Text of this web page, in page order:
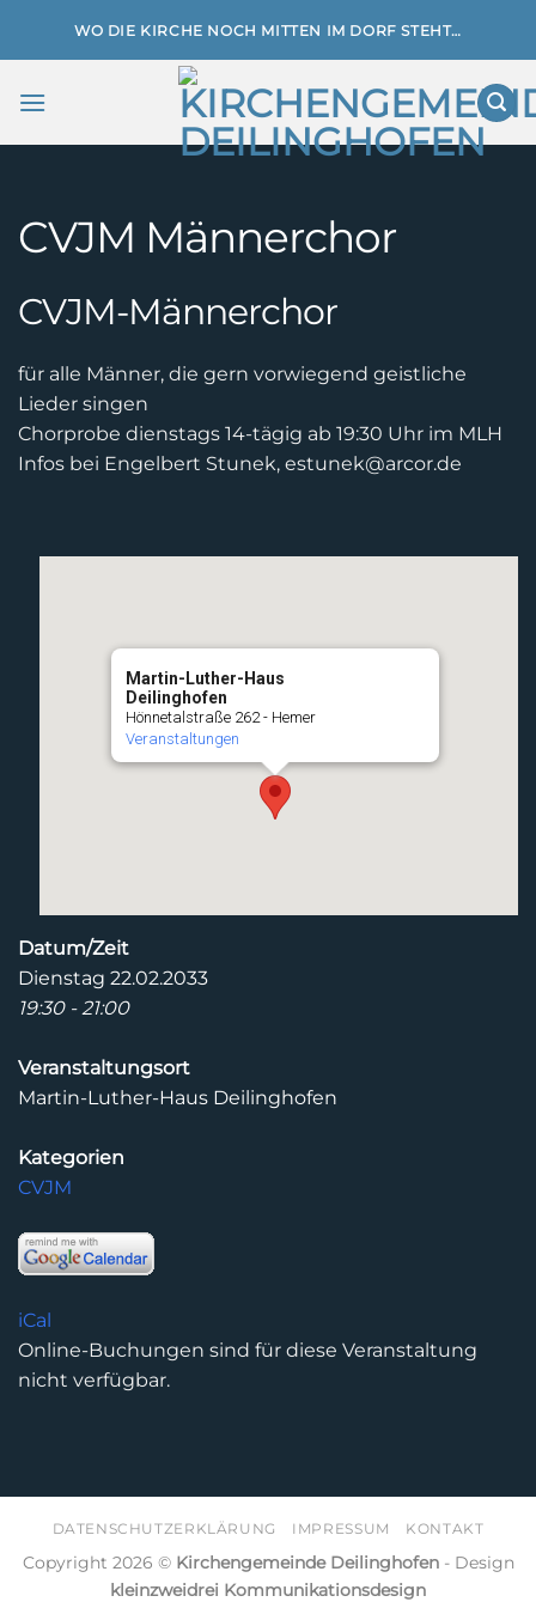
WO DIE KIRCHE NOCH MITTEN IM DORF STEHT…
CVJM Männerchor
CVJM-Männerchor
für alle Männer, die gern vorwiegend geistliche
Lieder singen
Chorprobe dienstags 14-tägig ab 19:30 Uhr im MLH
Infos bei Engelbert Stunek, estunek@arcor.de
Martin-Luther-Haus
Deilinghofen
Hönnetalstraße 262 - Hemer
Veranstaltungen
Datum/Zeit
Dienstag 22.02.2033
19:30 - 21:00
Veranstaltungsort
Martin-Luther-Haus Deilinghofen
Kategorien
CVJM
iCal
Online-Buchungen sind für diese Veranstaltung
nicht verfügbar.
DATENSCHUTZERKLÄRUNG IMPRESSUM KONTAKT
Copyright 2026 © Kirchengemeinde Deilinghofen- Design
kleinzweidrei Kommunikationsdesign